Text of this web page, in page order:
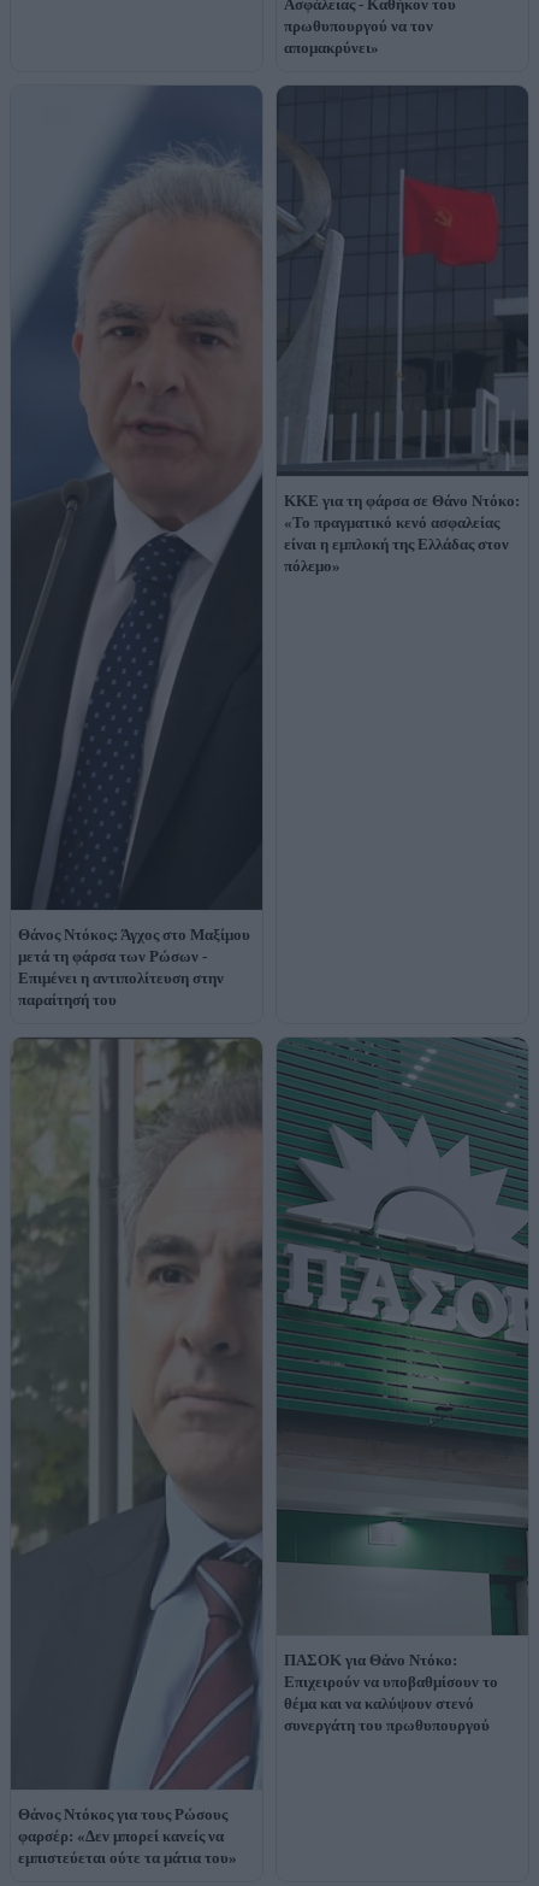
Ασφάλειας - Καθήκον του
πρωθυπουργού να τον
απομακρύνει»
Θάνος Ντόκος: Άγχος στο Μαξίμου
μετά τη φάρσα των Ρώσων -
Επιμένει η αντιπολίτευση στην
παραίτησή του
ΚΚΕ για τη φάρσα σε Θάνο Ντόκο:
«Το πραγματικό κενό ασφαλείας
είναι η εμπλοκή της Ελλάδας στον
πόλεμο»
Θάνος Ντόκος για τους Ρώσους
φαρσέρ: «Δεν μπορεί κανείς να
εμπιστεύεται ούτε τα μάτια του»
ΠΑΣΟΚ για Θάνο Ντόκο:
Επιχειρούν να υποβαθμίσουν το
θέμα και να καλύψουν στενό
συνεργάτη του πρωθυπουργού